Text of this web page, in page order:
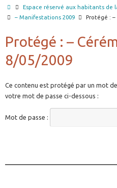
Accueil
Espace réservé aux habitants de
– Manifestations 2009
Protégé : –
Protégé : –
8/05/2009
Ce contenu est protégé par un mot
votre mot de passe ci-dessous :
Mot de passe :